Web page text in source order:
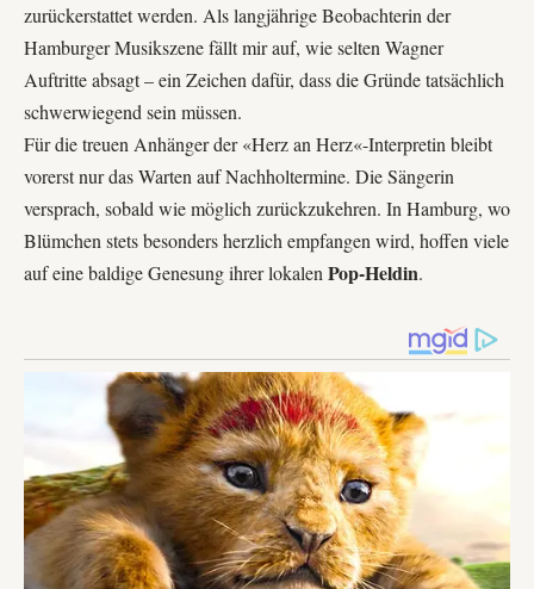
zurückerstattet werden. Als langjährige Beobachterin der
Hamburger Musikszene fällt mir auf, wie selten Wagner
Auftritte absagt – ein Zeichen dafür, dass die Gründe tatsächlich
schwerwiegend sein müssen.
Für die treuen Anhänger der «Herz an Herz«-Interpretin bleibt
vorerst nur das Warten auf Nachholtermine. Die Sängerin
versprach, sobald wie möglich zurückzukehren. In Hamburg, wo
Blümchen stets besonders herzlich empfangen wird, hoffen viele
auf eine baldige Genesung ihrer lokalen Pop-Heldin.